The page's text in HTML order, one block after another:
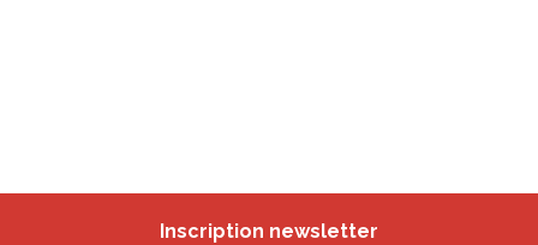
Inscription newsletter